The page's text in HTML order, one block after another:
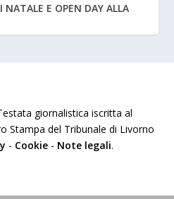
E OPEN DAY ALLA
giornalistica iscritta al
Stampa del Tribunale di Livorno
- Cookie - Note legali.